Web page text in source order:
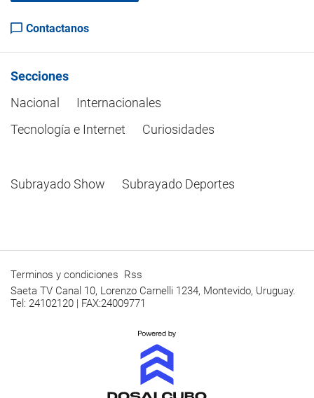
Contactanos
Secciones
Nacional
Internacionales
Tecnología e Internet
Curiosidades
Subrayado Show Subrayado Deportes
Terminos y condiciones
Rss
Saeta TV Canal 10, Lorenzo Carnelli 1234, Montevido, Uruguay.
Tel: 24102120 | FAX:24009771